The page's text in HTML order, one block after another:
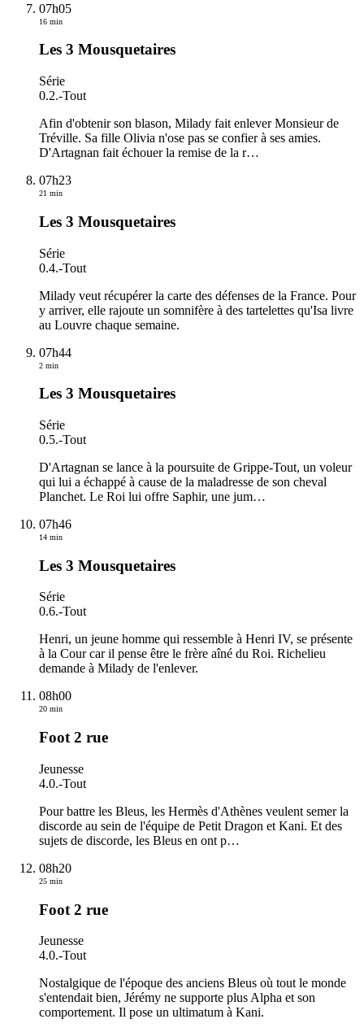
07h05
16 min
Les 3 Mousquetaires
Série
0.2.-Tout
Afin d'obtenir son blason, Milady fait enlever Monsieur de
Tréville. Sa fille Olivia n'ose pas se confier à ses amies.
D'Artagnan fait échouer la remise de la r…
07h23
21 min
Les 3 Mousquetaires
Série
0.4.-Tout
Milady veut récupérer la carte des défenses de la France. Pour
y arriver, elle rajoute un somnifère à des tartelettes qu'Isa livre
au Louvre chaque semaine.
07h44
2 min
Les 3 Mousquetaires
Série
0.5.-Tout
D'Artagnan se lance à la poursuite de Grippe-Tout, un voleur
qui lui a échappé à cause de la maladresse de son cheval
Planchet. Le Roi lui offre Saphir, une jum…
07h46
14 min
Les 3 Mousquetaires
Série
0.6.-Tout
Henri, un jeune homme qui ressemble à Henri IV, se présente
à la Cour car il pense être le frère aîné du Roi. Richelieu
demande à Milady de l'enlever.
08h00
20 min
Foot 2 rue
Jeunesse
4.0.-Tout
Pour battre les Bleus, les Hermès d'Athènes veulent semer la
discorde au sein de l'équipe de Petit Dragon et Kani. Et des
sujets de discorde, les Bleus en ont p…
08h20
25 min
Foot 2 rue
Jeunesse
4.0.-Tout
Nostalgique de l'époque des anciens Bleus où tout le monde
s'entendait bien, Jérémy ne supporte plus Alpha et son
comportement. Il pose un ultimatum à Kani.